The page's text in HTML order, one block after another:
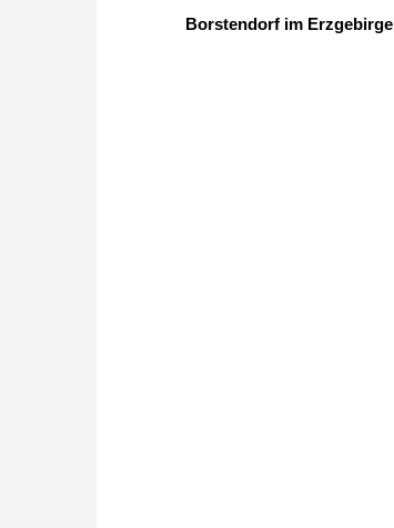
Borstendorf im Erzgebirge